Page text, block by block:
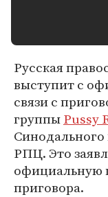
Русская
выступит с
связи с
группыPussy
РПЦ. Это
официальную
приговора.